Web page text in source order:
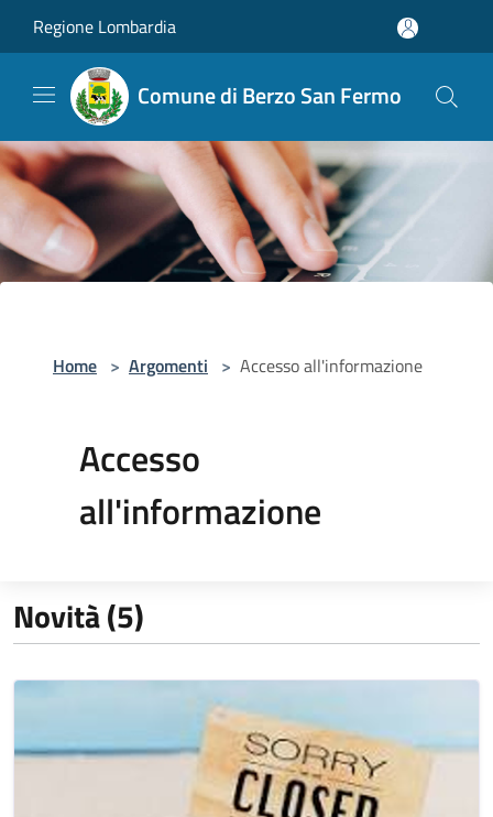
Regione Lombardia
Comune di Berzo San Fermo
Home > Argomenti > Accesso all'informazione
Accesso
all'informazione
Novità (5)